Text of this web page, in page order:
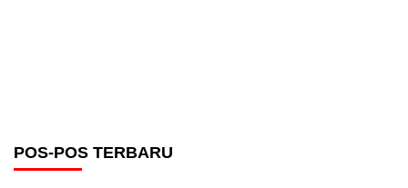
POS-POS TERBARU